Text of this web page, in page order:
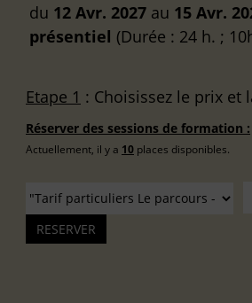
du 12 Avr. 2027 au 15 Avr.
présentiel (Durée : 24 h. ;
Etape 1 : Choisissez le prix et
Réserver des sessions de formation :
Actuellement, il y a 10 places disponibles.